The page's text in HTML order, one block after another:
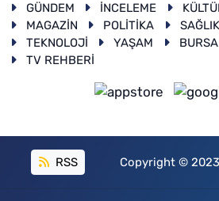
GÜNDEM
İNCELEME
MAGAZİN
POLİTİKA SAĞLIK
TEKNOLOJİ
YAŞAM
TV REHBERİ
RSS Copyright © 2023.